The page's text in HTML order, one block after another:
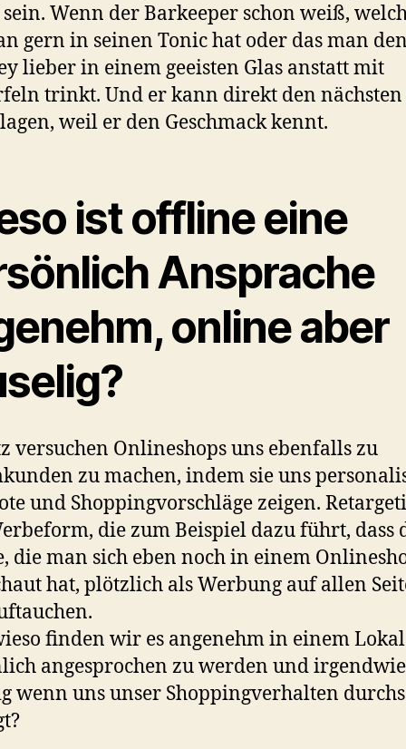
Wenn der Barkeeper schon weiß,
gern in seinen Tonic hat oder das man den
lieber in einem geeisten Glas anstatt mit
trinkt. Und er kann direkt den
weil er den Geschmack kennt.
ist offline eine
Ansprache
online aber
versuchen Onlineshops uns ebenfalls zu
zu machen, indem sie uns
und Shoppingvorschläge zeigen.
die zum Beispiel dazu führt, dass
die man sich eben noch in einem
hat, plötzlich als Werbung auf allen
finden wir es angenehm in einem Lokal
angesprochen zu werden und irgendwie
wenn uns unser Shoppingverhalten